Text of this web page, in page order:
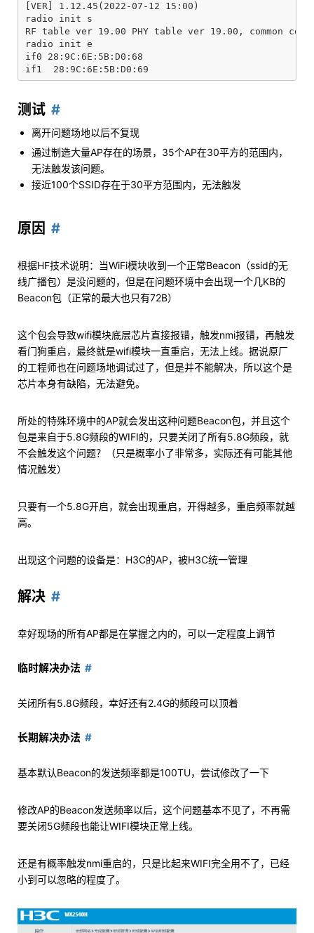
[VER] 1.12.45(2022-07-12 15:00)
radio init s
RF table ver 19.00 PHY table ver 19.00, common
radio init e
if0 28:9C:6E:5B:D0:68
测试
离开问题场地以后不复现
通过制造大量AP存在的场景，35个AP在30平方的范围内，
无法触发该问题。
接近100个SSID存在于30平方范围内，无法触发
原因
根据HF技术说明：当WiFi模块收到一个正常Beacon（ssid的无
线广播包）是没问题的，但是在问题环境中会出现一个几KB的
Beacon包（正常的最大也只有72B）
这个包会导致wifi模块底层芯片直接报错，触发nmi报错，再触发
看门狗重启，最终就是wifi模块一直重启，无法上线。据说原厂
的工程师也在问题场地调试过了，但是并不能解决，所以这个是
芯片本身有缺陷，无法避免。
所处的特殊环境中的AP就会发出这种问题Beacon包，并且这个
包是来自于5.8G频段的WIFI的，只要关闭了所有5.8G频段，就
不会触发这个问题？（只是概率小了非常多，实际还有可能其他
情况触发）
只要有一个5.8G开启，就会出现重启，开得越多，重启频率就越
高。
出现这个问题的设备是：H3C的AP，被H3C统一管理
解决
幸好现场的所有AP都是在掌握之内的，可以一定程度上调节
临时解决办法
关闭所有5.8G频段，幸好还有2.4G的频段可以顶着
长期解决办法
基本默认Beacon的发送频率都是100TU，尝试修改了一下
修改AP的Beacon发送频率以后，这个问题基本不见了，不再需
要关闭5G频段也能让WIFI模块正常上线。
还是有概率触发nmi重启的，只是比起来WIFI完全用不了，已经
小到可以忽略的程度了。